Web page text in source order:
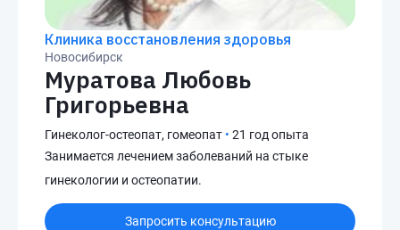
Клиника восстановления здоровья
Новосибирск
Муратова Любовь
Григорьевна
Гинеколог-остеопат, гомеопат • 21 год опыта
Занимается лечением заболеваний на стыке
гинекологии и остеопатии.
Запросить консультацию